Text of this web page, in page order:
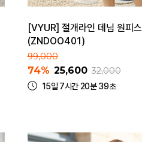
[VYUR] 절개라인 데님 원피스
(ZNDOO401)
99,000
74% 25,600 32,000
15일 7시간 20분 39초